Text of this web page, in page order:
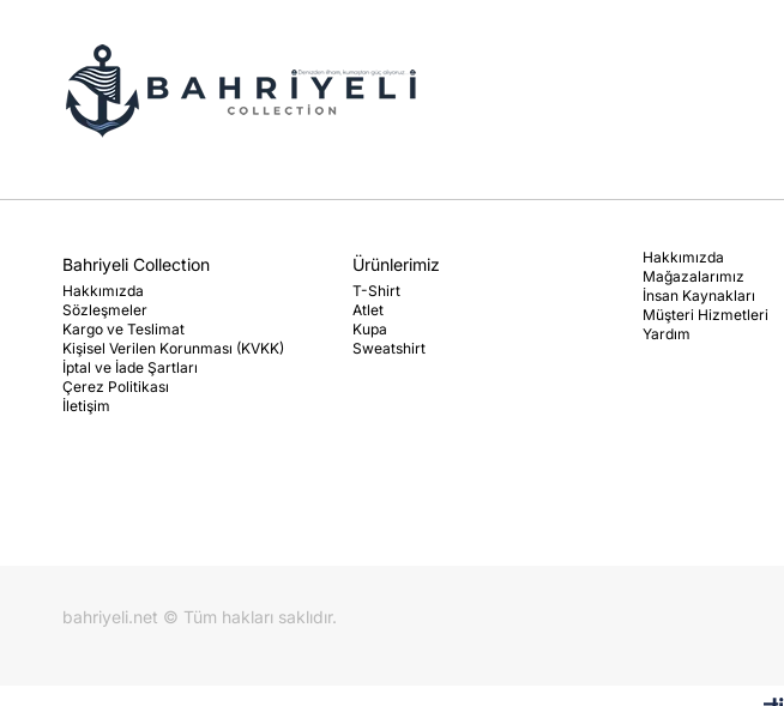
Bahriyeli Collection
Hakkımızda
Sözleşmeler
Kargo ve Teslimat
Kişisel Verilen Korunması (KVKK)
İptal ve İade Şartları
Çerez Politikası
İletişim
Ürünlerimiz
T-Shirt
Atlet
Kupa
Sweatshirt
Hakkımızda
Mağazalarımız
İnsan Kaynakları
Müşteri Hizmetleri
Yardım
bahriyeli.net © Tüm hakları saklıdır.